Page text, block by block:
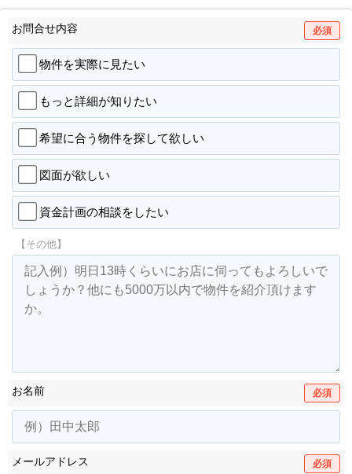
お問合せ内容 必須
物件を実際に見たい
もっと詳細が知りたい
希望に合う物件を探して欲しい
図面が欲しい
資金計画の相談をしたい
【その他】
お名前 必須
メールアドレス 必須